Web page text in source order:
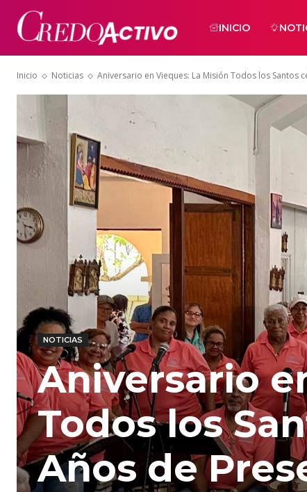
INICIO
Inicio Noticias Aniversario en Vieques: La Misión Todos los Santos
NOTICIAS
Aniversario
Todos los
Años de